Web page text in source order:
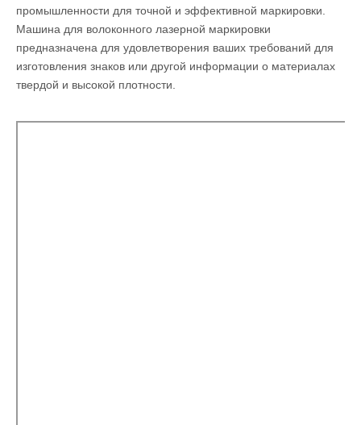
промышленности для точной и эффективной маркировки.
Машина для волоконного лазерной маркировки
предназначена для удовлетворения ваших требований для
изготовления знаков или другой информации о материалах
твердой и высокой плотности.